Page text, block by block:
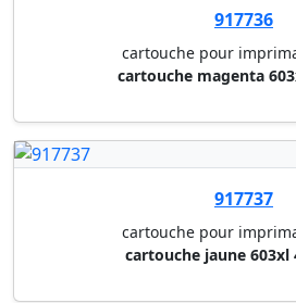
917749
cartouche pour
cartouche jaune t11xl
Muller & Wegener S.à.r.l.
Votre spécialiste en fournitures &